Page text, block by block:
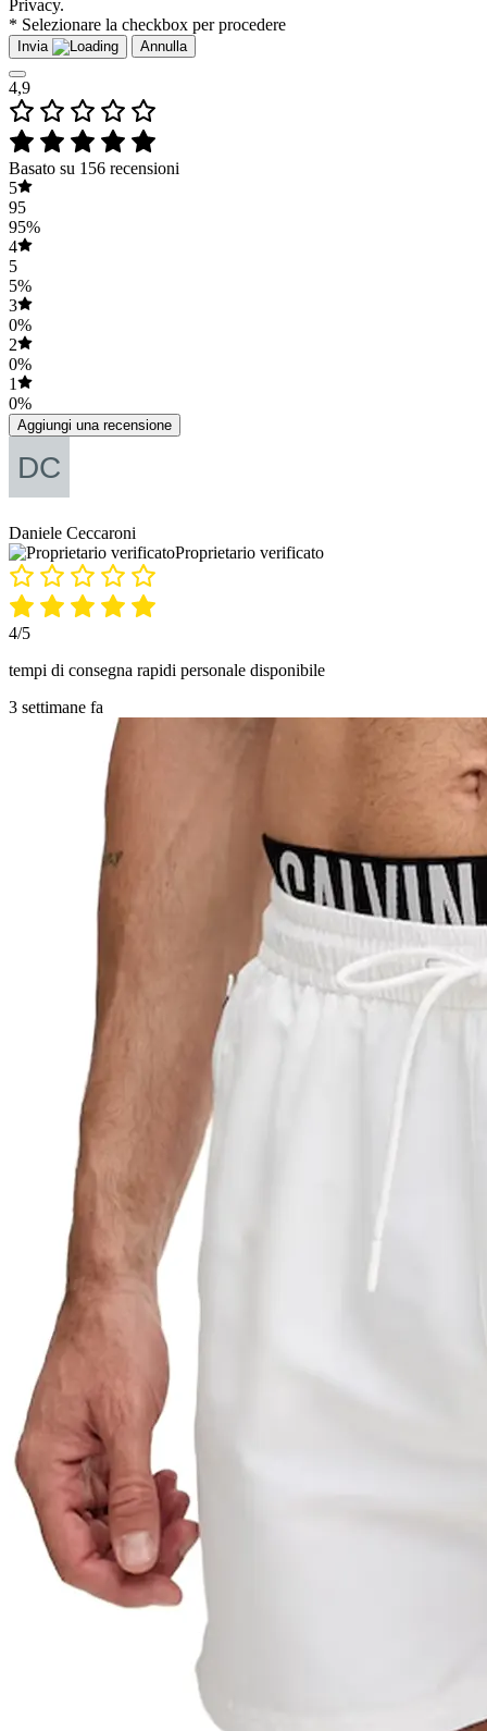
Privacy.
* Selezionare la checkbox per procedere
Invia Annulla
4,9
Basato su 156 recensioni
5
95
95%
4
5
5%
3
0%
2
0%
1
0%
Aggiungi una recensione
Daniele Ceccaroni
Proprietario verificato
4/5
tempi di consegna rapidi personale disponibile
3 settimane fa